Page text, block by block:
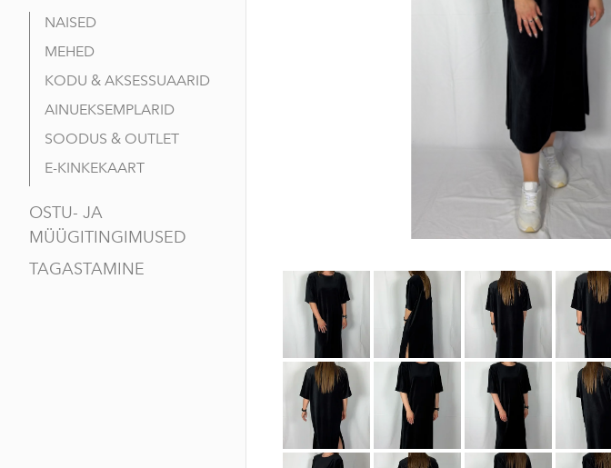
NAISED
MEHED
KODU & AKSESSUAARID
AINUEKSEMPLARID
SOODUS & OUTLET
E-KINKEKAART
OSTU- JA
MÜÜGITINGIMUSED
TAGASTAMINE